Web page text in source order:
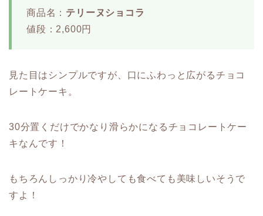
商品名： テリーヌショコラ
値段：2,600円
見た目はシンプルですが、口にふわっと広がるチョコ
レートケーキ。
30分置くだけでかなり滑らかになるチョコレートケー
キなんです！
もちろんしっかり冷やしても食べても美味しいそうで
すよ！